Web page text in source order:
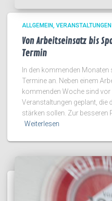
ALLGEMEIN VERANSTALTUNGEN
Von Arbeitseinsatz bis
Termin
In den kommenden Monaten
Termine an. Neben einem
kommenden Woche sind vor
Veranstaltungen geplant, die
stärken sollen. Zur besseren
Weiterlesen